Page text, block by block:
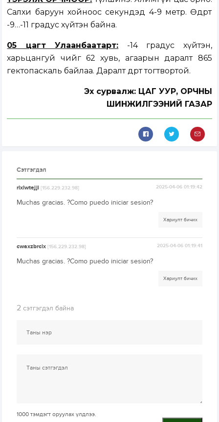
Салхи баруун хойноос секундэд 4-9 метр. Өдөртөө
-9…-11 градус хүйтэн байна.
05 цагт Улаанбаатарт: -14 градус хүйтэн,
харьцангуй чийг 62 хувь, агаарын даралт 865
гектопаскаль байлаа. Даралт өдөртөө тогтвортой.
Эх сурвалж: ЦАГ УУР, ОРЧНЫ
ШИНЖИЛГЭЭНИЙ ГАЗАР
Сэтгэгдэл
rlxlwtejji[156.229.232.98] 2025-04-06 01:19:42
Muchas gracias. ?Como puedo iniciar sesion?
Хариулт бичих
cwaxzbrcix[156.229.232.98] 2025-04-06 01:19:41
Muchas gracias. ?Como puedo iniciar sesion?
Хариулт бичих
2 сэтгэгдэл байна
1000 тэмдэгт оруулах үлдлээ.